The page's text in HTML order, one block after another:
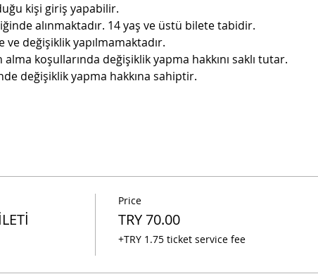
kişi giriş yapabilir.
alınmaktadır. 14 yaş ve üstü bilete tabidir.
değişiklik yapılmamaktadır.
koşullarında değişiklik yapma hakkını saklı tutar.
değişiklik yapma hakkına sahiptir.
Price
TRY 70.00
+TRY 1.75 ticket service fee